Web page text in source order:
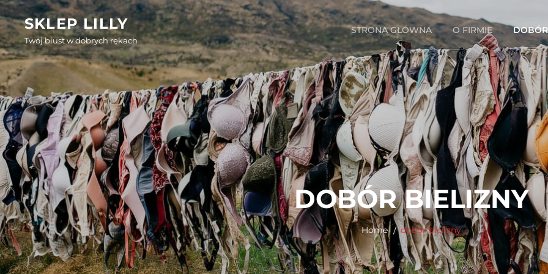
Skip
to
content
SKLEP LILLY
Twój biust w dobrych rękach
STRONA GŁÓWNA O FIRMIE
DOBÓR BIELIZNY
Home dobór bielizny